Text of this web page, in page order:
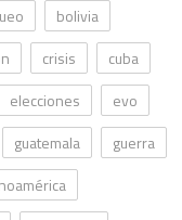
bolivia
crisis
cuba
elecciones
evo
guatemala
guerra